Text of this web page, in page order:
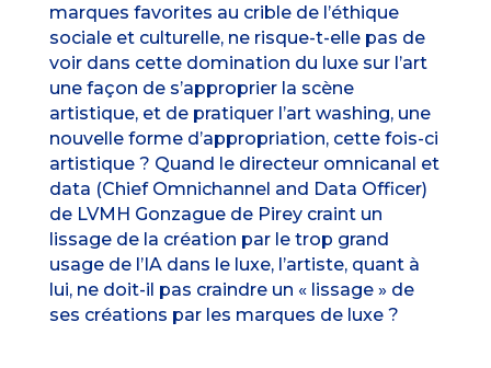
marques favorites au crible de l’éthique
sociale et culturelle, ne risque-t-elle pas de
voir dans cette domination du luxe sur l’art
une façon de s’approprier la scène
artistique, et de pratiquer l’art washing, une
nouvelle forme d’appropriation, cette fois-ci
artistique ? Quand le directeur omnicanal et
data (Chief Omnichannel and Data Officer)
de LVMH Gonzague de Pirey craint un
lissage de la création par le trop grand
usage de l’IA dans le luxe, l’artiste, quant à
lui, ne doit-il pas craindre un « lissage » de
ses créations par les marques de luxe ?